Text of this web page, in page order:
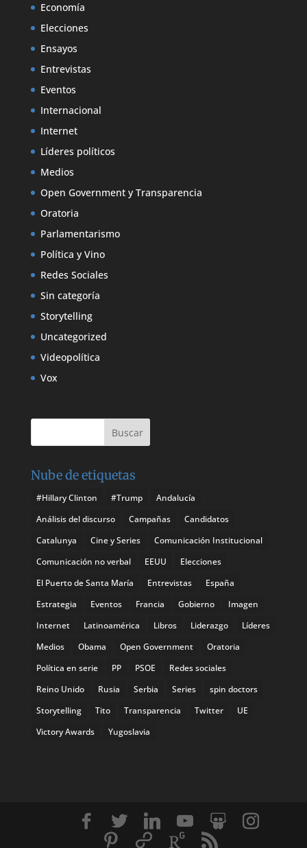
Economía
Elecciones
Ensayos
Entrevistas
Eventos
Internacional
Internet
Líderes políticos
Medios
Open Government y Transparencia
Oratoria
Parlamentarismo
Política y Vino
Redes Sociales
Sin categoría
Storytelling
Uncategorized
Videopolítica
Vox
Nube de etiquetas
#Hillary Clinton #Trump
Andalucía
Análisis del discurso
Campañas
Candidatos
Catalunya
Cine y Series
Comunicación Institucional
Comunicación no verbal
EEUU
Elecciones
El Puerto de Santa María
Entrevistas
España
Estrategia
Eventos Francia Gobierno
Imagen
Internet
Latinoamérica Libros Liderazgo
Líderes
Medios
Obama Open Government
Oratoria
Política en serie
PP PSOE
Redes sociales
Reino Unido
Rusia Serbia Series
spin doctors
Storytelling
Tito Transparencia Twitter
UE
Victory Awards
Yugoslavia